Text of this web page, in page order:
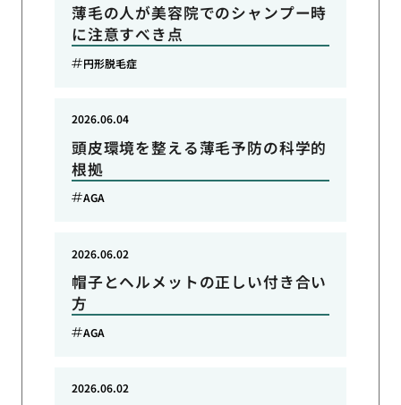
薄毛の人が美容院でのシャンプー時
に注意すべき点
円形脱毛症
頭皮環境を整える薄毛予防の科学的
根拠
2026.06.04
AGA
帽子とヘルメットの正しい付き合い
方
2026.06.02
AGA
2026.06.02